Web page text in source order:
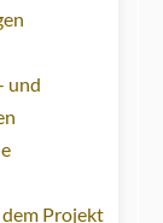
und
Projekt